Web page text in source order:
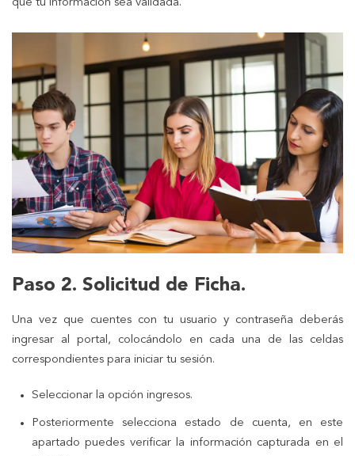
que tu información sea validada.
Paso 2. Solicitud de Ficha.
Una vez que cuentes con tu usuario y contraseña deberás
ingresar al portal, colocándolo en cada una de las celdas
correspondientes para iniciar tu sesión.
Seleccionar la opción ingresos.
Posteriormente selecciona estado de cuenta, en este
apartado puedes verificar la información capturada en el